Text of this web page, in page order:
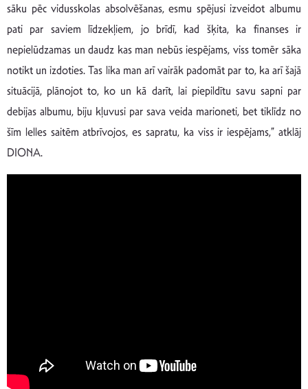
sāku pēc vidusskolas absolvēšanas, esmu spējusi izveidot albumu
pati par saviem līdzekļiem, jo brīdī, kad šķita, ka finanses ir
nepielūdzamas un daudz kas man nebūs iespējams, viss tomēr sāka
notikt un izdoties. Tas lika man arī vairāk padomāt par to, ka arī šajā
situācijā, plānojot to, ko un kā darīt, lai piepildītu savu sapni par
debijas albumu, biju kļuvusi par sava veida marioneti, bet tiklīdz no
šīm lelles saitēm atbrīvojos, es sapratu, ka viss ir iespējams,” atklāj
DIONA.